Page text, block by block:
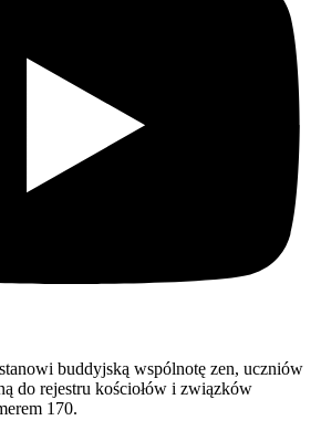
buddyjską wspólnotę zen, uczniów
do rejestru kościołów i związków
170.